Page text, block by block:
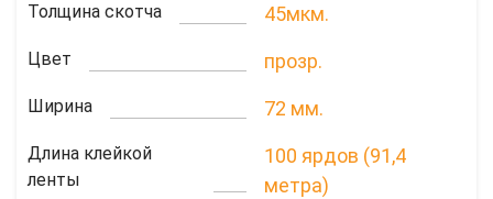
Толщина скотча 45мкм.
Цвет прозр.
Ширина 72 мм.
Длина клейкой
ленты
100 ярдов (91,4
метра)